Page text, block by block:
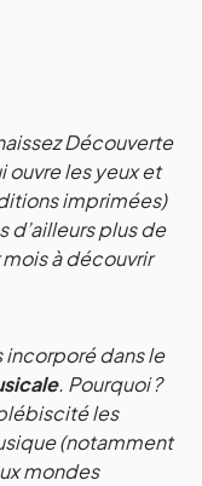
Découverte
ouvre les yeux et
imprimées)
d’ailleurs plus de
à découvrir
incorporé dans le
. Pourquoi ?
les
(notamment
mondes